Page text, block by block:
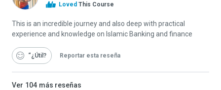
Alison
Loved This Course
This is an incredible journey and also deep with practical
experience and knowledge on Islamic Banking and finance
“¿Útil Reportar esta reseña
Ver 104 más reseñas